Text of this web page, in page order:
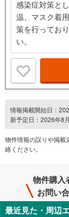
感染症対策と
温、マスク着
策を行ってお
い。
情報掲載開始日：
新予定日：2026年8
物件情報の誤りや掲載
絡ください。
物件購入
お問い
最近見た・周辺